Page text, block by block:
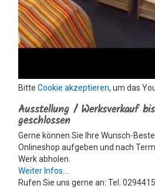
Bitte Cookie akzeptieren, um das
Ausstellung / Werksverkauf
geschlossen
Gerne können Sie Ihre Wunsch-
Onlineshop aufgeben und nach
Werk abholen.
Weiter Infos....
Rufen Sie uns gerne an: Tel.